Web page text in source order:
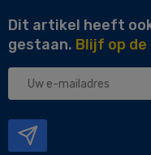
Dit artikel heeft
gestaan. Blijf op
Uw